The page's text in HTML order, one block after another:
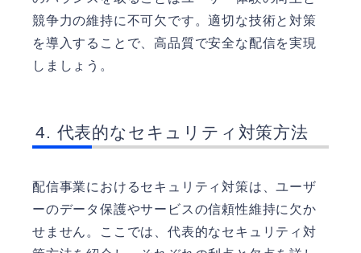
競争力の維持に不可欠です。適切な技術と対策
を導入することで、高品質で安全な配信を実現
しましょう。
代表的なセキュリティ対策方法
配信事業におけるセキュリティ対策は、ユーザ
ーのデータ保護やサービスの信頼性維持に欠か
せません。ここでは、代表的なセキュリティ対